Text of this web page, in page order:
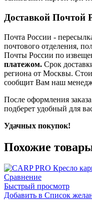
Доставкой Почтой
Почта России -
почтового отделения,
Почты России по
платежом. Срок
региона от Москвы.
сообщит Вам наш
После оформления
подберет удобный для
Удачных покупок!
Похожие
Сравнение
Быстрый просмотр
Добавить в Список